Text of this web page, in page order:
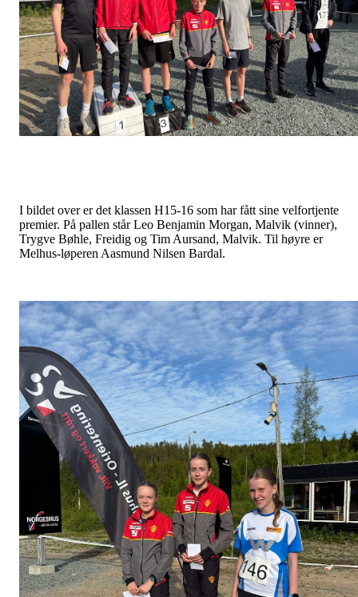
I bildet over er det klassen H15-16 som har fått sine velfortjente
premier. På pallen står Leo Benjamin Morgan, Malvik (vinner),
Trygve Bøhle, Freidig og Tim Aursand, Malvik. Til høyre er
Melhus-løperen Aasmund Nilsen Bardal.